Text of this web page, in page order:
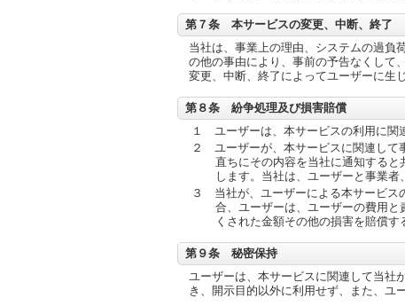
第７条 本サービスの変更、中断、終了
当社は、事業上の理由、システムの過負
の他の事由により、事前の予告なくして
変更、中断、終了によってユーザーに生
第８条 紛争処理及び損害賠償
１ ユーザーは、本サービスの利用に関
２ ユーザーが、本サービスに関連して
直ちにその内容を当社に通知する
します。当社は、ユーザーと事業
３ 当社が、ユーザーによる本サービス
合、ユーザーは、ユーザーの費用
くされた金額その他の損害を賠償す
第９条 秘密保持
ユーザーは、本サービスに関連して当社
き、開示目的以外に利用せず、また、ユ